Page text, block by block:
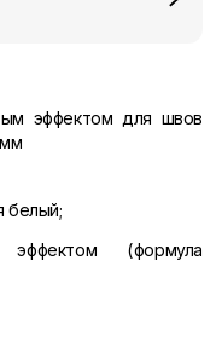
эффектом для швов
белый;
эффектом (формула